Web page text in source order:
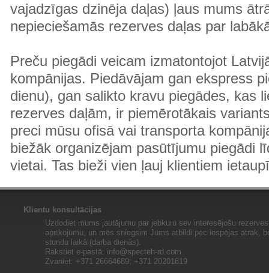
vajadzīgas dzinēja daļas) ļaus mums
nepieciešamās rezerves daļas par
Preču piegādi veicam izmatontojot
kompānijas. Piedāvājam gan ekspress
dienu), gan salikto kravu piegādes, kas
rezerves daļām, ir piemērotākais
preci mūsu ofisā vai transporta
biežāk organizējam pasūtījumu piegādi
vietai. Tas bieži vien ļauj klientiem
Klientu konsultācijas
Uzdodiet mums jautājumu par jebkuru sev interesējošu
aprīkojumu, un mēs sniegsim Jums atbildi pēc iespējas ātrāk,
stundu laikā (darba dienās).
Rakstiet e-pastā: info@specteh-rd.com
Zvaniet: +371 26664689; +371 20201819